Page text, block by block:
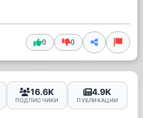
0 0
16.6K
ПОДПИСЧИКИ
4.9K
ПУБЛИКАЦИИ